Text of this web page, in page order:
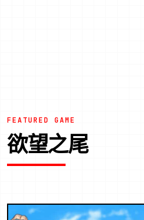
FEATURED GAME
欲望之尾